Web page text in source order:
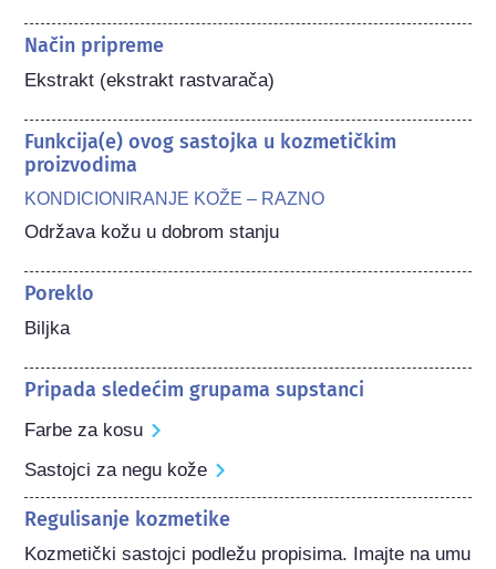
Način pripreme
Ekstrakt (ekstrakt rastvarača)
Funkcija(e) ovog sastojka u kozmetičkim
proizvodima
KONDICIONIRANJE KOŽE – RAZNO
Održava kožu u dobrom stanju
Poreklo
Biljka
Pripada sledećim grupama supstanci
Farbe za kosu
Sastojci za negu kože
Regulisanje kozmetike
Kozmetički sastojci podležu propisima. Imajte na umu